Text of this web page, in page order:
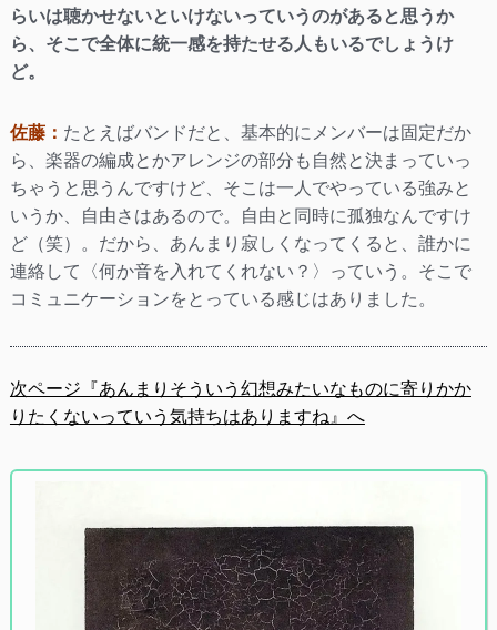
らいは聴かせないといけないっていうのがあると思うか
ら、そこで全体に統一感を持たせる人もいるでしょうけ
ど。
佐藤： たとえばバンドだと、基本的にメンバーは固定だか
ら、楽器の編成とかアレンジの部分も自然と決まっていっ
ちゃうと思うんですけど、そこは一人でやっている強みと
いうか、自由さはあるので。自由と同時に孤独なんですけ
ど（笑）。だから、あんまり寂しくなってくると、誰かに
連絡して〈何か音を入れてくれない？〉っていう。そこで
コミュニケーションをとっている感じはありました。
次ページ『あんまりそういう幻想みたいなものに寄りかか
りたくないっていう気持ちはありますね』へ